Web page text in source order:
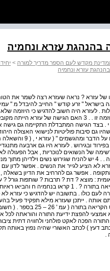
בהנהגת עזרא ונחמיה
מקדש לעם הספר מדריך למורה >
עזרא ונחמיה
של עזרא ? נראה שעזרא רצה לשמר את
בישראל " זרע קודש " החייב להיבדל מ "
. לעזרא היה חשוב להדגיש כי היוזמה
פרק י . בצד הגישה המתבדלת התקיימה גם
גם סיבות פוליטיות לנישואי האצולה
כי " כל העם ...
ובגירוש . לעזרא היו גם ארבעה
של הנשואים לנוכריות , אבל הפעולה
הגירוש - עד שבא נחמיה . . 4 יש להניח שגירוש נשים
לא הציע לגייר את הנשים . אפשר לדון
. אפשר גם להרחיב את הדיון בשאלה
: מוצא ? דת ? תרבות ? שותפות
מה משמעות טקס הקריאה בתורה ? . 1 קראו
לעם כולו . בתשובה יש להדגיש כי עזרא
אותה . ייתכן שעזרא מילא תפקיד פעיל
בבל . . 2 משמעות טקס
אמצעי להפצת ידיעת התורה והוראתה לכל
הפכה לאקט פולחני ולחוויה דתית
דעץ ) לכתב האשורי שהיה נפוץ באותה